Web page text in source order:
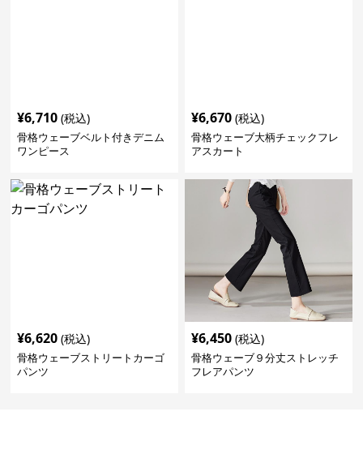
¥6,710 (税込)
骨格ウェーブベルト付きデニム
ワンピース
¥6,670 (税込)
骨格ウェーブ大柄チェックフレ
アスカート
¥6,620 (税込)
骨格ウェーブストリートカーゴ
パンツ
¥6,450 (税込)
骨格ウェーブ９分丈ストレッチ
フレアパンツ